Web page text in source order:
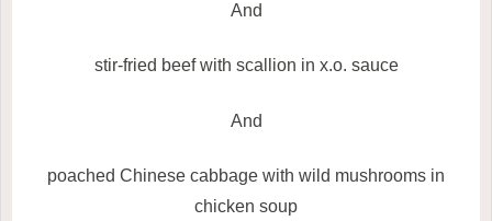
And
stir-fried beef with scallion in x.o. sauce
And
poached Chinese cabbage with wild mushrooms in
chicken soup